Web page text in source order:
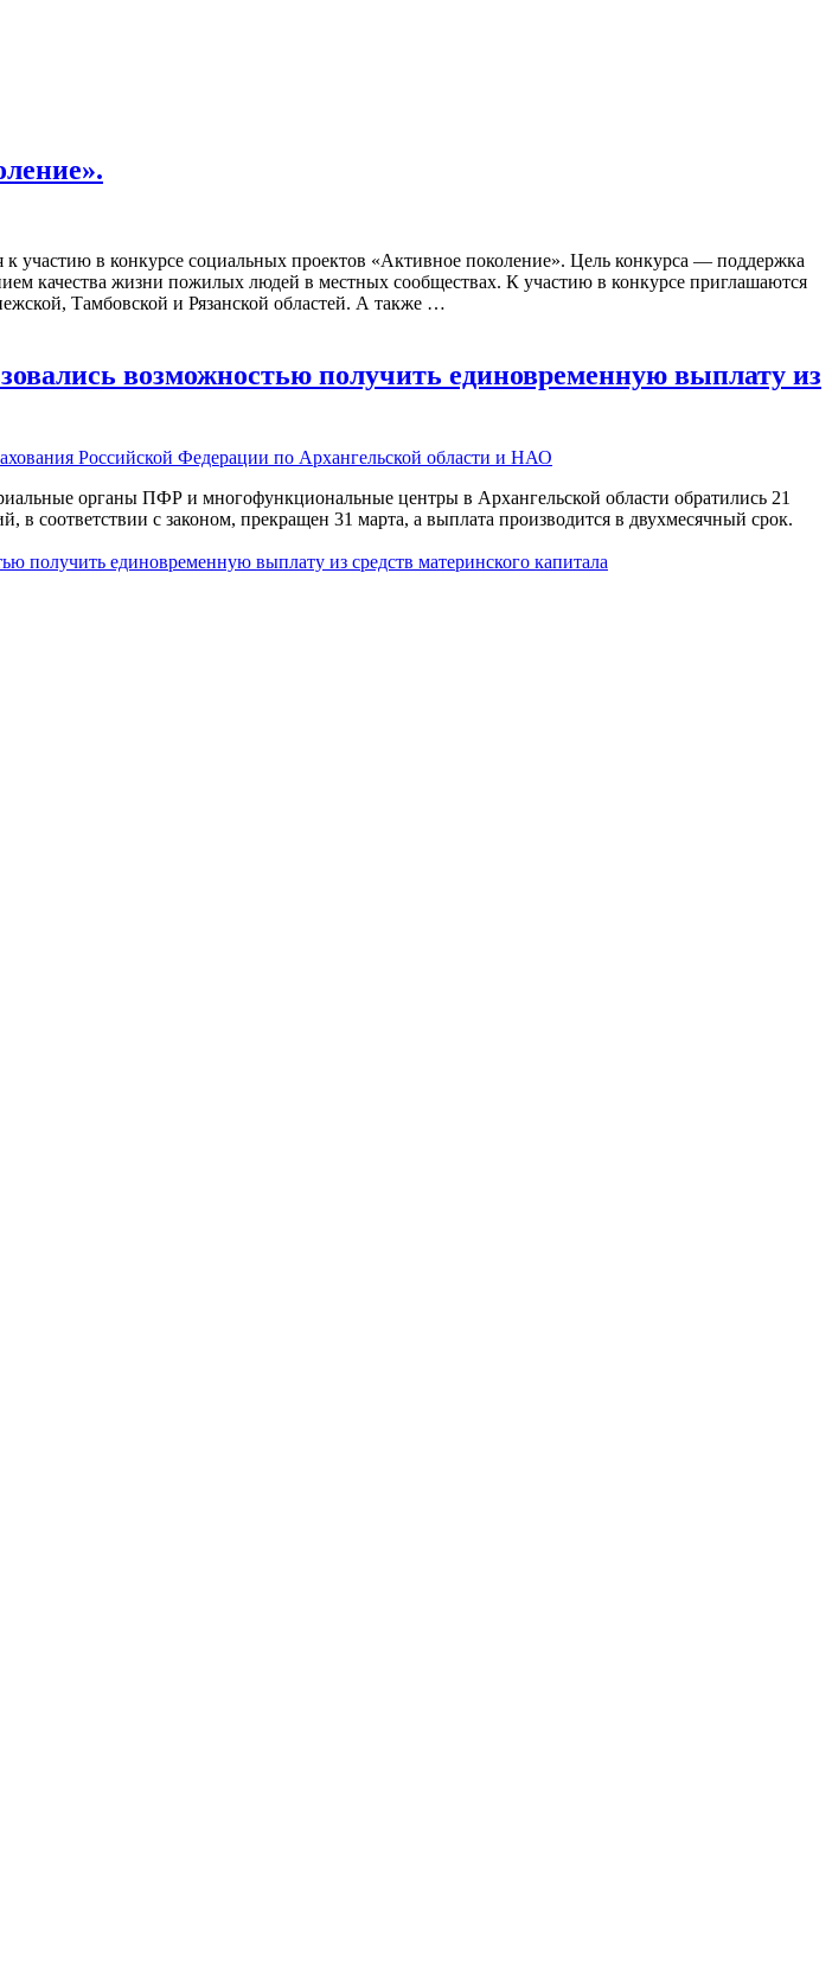
в конкурсе социальных проектов «Активное поколение». Цель конкурса — поддержка
качества жизни пожилых людей в местных сообществах. К участию в конкурсе приглашаются
Тамбовской и Рязанской областей. А также …
возможностью получить единовременную выплату из
Российской Федерации по Архангельской области и НАО
органы ПФР и многофункциональные центры в Архангельской области обратились 21
в соответствии с законом, прекращен 31 марта, а выплата производится в двухмесячный срок.
получить единовременную выплату из средств материнского капитала